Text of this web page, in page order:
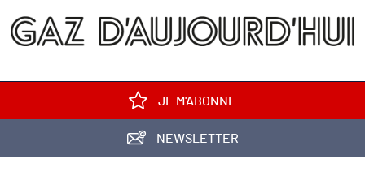
JE M'ABONNE
NEWSLETTER